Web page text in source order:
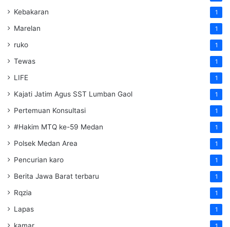
Kebakaran 1
Marelan 1
ruko 1
Tewas 1
LIFE 1
Kajati Jatim Agus SST Lumban Gaol 1
Pertemuan Konsultasi 1
#Hakim MTQ ke-59 Medan 1
Polsek Medan Area 1
Pencurian karo 1
Berita Jawa Barat terbaru 1
Rqzia 1
Lapas 1